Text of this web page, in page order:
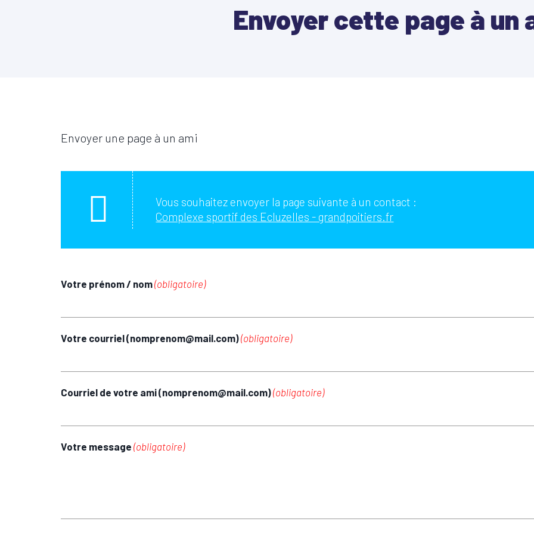
Envoyer cette page à un
Envoyer une page à un ami
Vous souhaitez envoyer la page suivante à un contact :
Complexe sportif des Ecluzelles - grandpoitiers.fr
Votre prénom / nom(obligatoire)
Votre courriel (nomprenom@mail.com)(obligatoire)
Courriel de votre ami (nomprenom@mail.com)(obligatoire)
Votre message (obligatoire)